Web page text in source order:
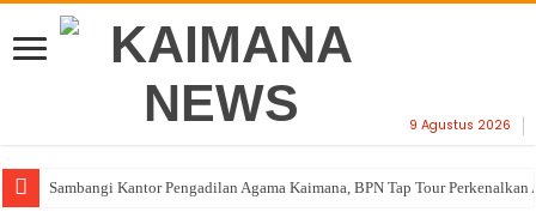
9 Agustus 2026
Sambangi Kantor Pengadilan Agama Kaimana, BPN Tap Tour